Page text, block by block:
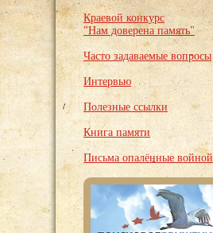
Краевой конкурс
"Нам доверена память"
Часто задаваемые вопросы
Интервью
Полезные ссылки
Книга памяти
Письма опалённые войной